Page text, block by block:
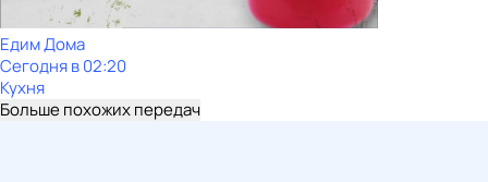
Едим Дома
Сегодня в 02:20
Кухня
Больше похожих передач